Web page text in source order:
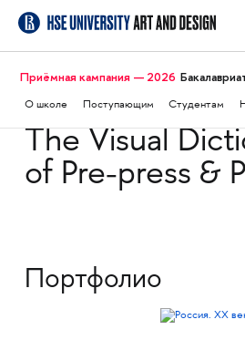
Приёмная кампания — 2026
О школе Поступающим Студентам
The Visual
of Pre-press &
Портфолио